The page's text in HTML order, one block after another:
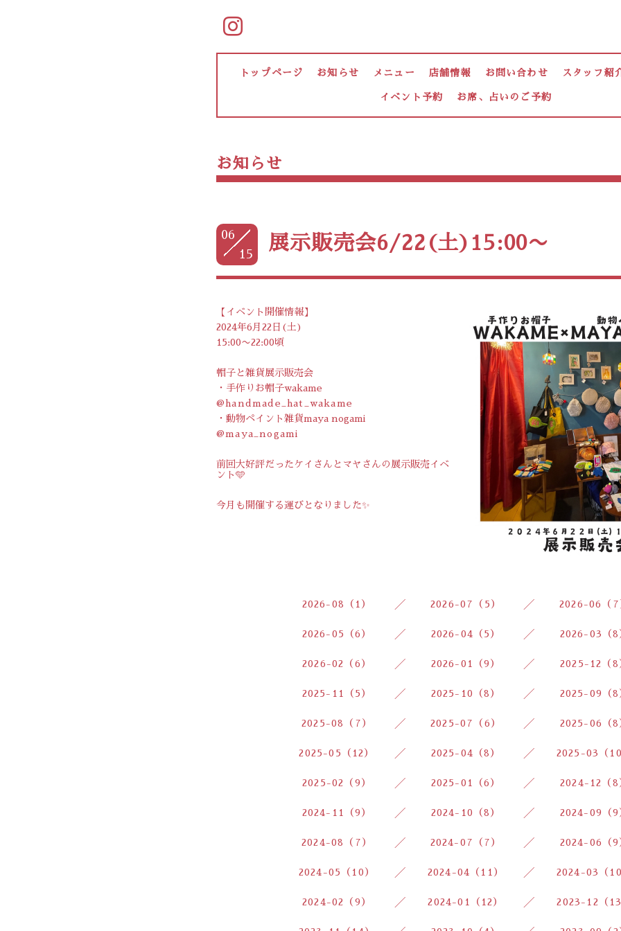
トップページ お知らせ メニュー 店舗情報 お問い合わせ スタッフ紹
イベント予約 お席、占いのご予約
お知らせ
06
15
展示販売会6/22(土)15:00〜
【イベント開催情報】
2024年6月22日(土)
15:00〜22:00頃
帽子と雑貨展示販売会
・手作りお帽子wakame
@handmade_hat_wakame
・動物ペイント雑貨maya nogami
@maya_nogami
前回大好評だったケイさんとマヤさんの展示販売イベ
ント🩵
今月も開催する運びとなりました✨
2026-08（1） 2026-07（5） 2026-06（7
2026-05（6） 2026-04（5） 2026-03（8
2026-02（6） 2026-01（9） 2025-12（8
2025-11（5） 2025-10（8） 2025-09（8
2025-08（7） 2025-07（6） 2025-06（8
2025-05（12） 2025-04（8） 2025-03（
2025-02（9） 2025-01（6） 2024-12（8
2024-11（9） 2024-10（8） 2024-09（9
2024-08（7） 2024-07（7） 2024-06（9
2024-05（10） 2024-04（11） 2024-03（
2024-02（9） 2024-01（12） 2023-12（